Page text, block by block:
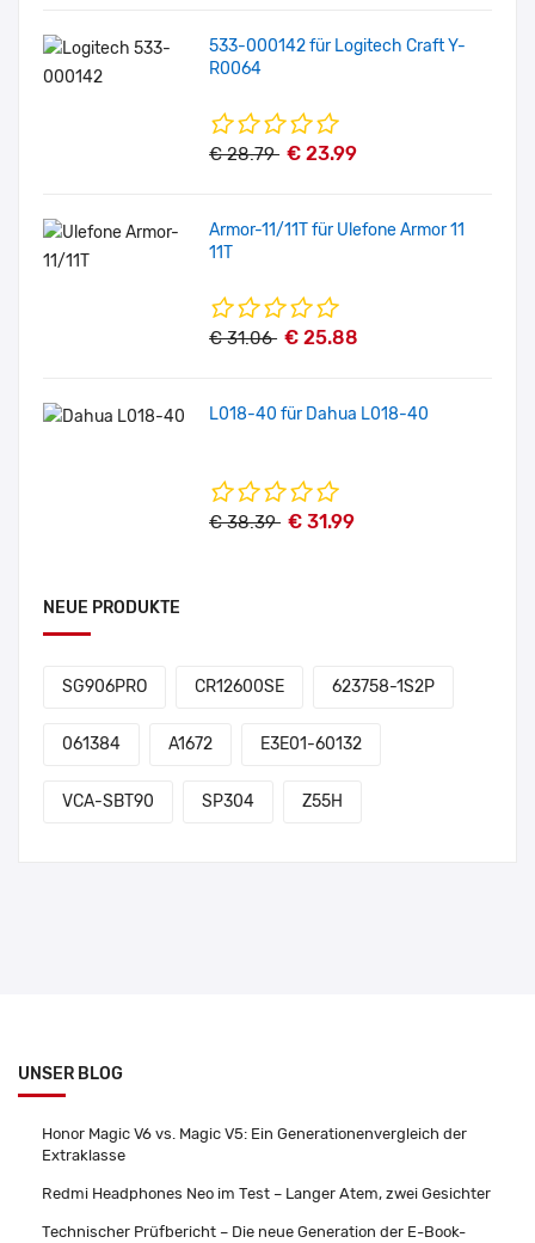
533-000142 für Logitech Craft Y-
R0064
€ 28.79 € 23.99
Armor-11/11T für Ulefone Armor 11
11T
€ 31.06 € 25.88
L018-40 für Dahua L018-40
€ 38.39 € 31.99
NEUE PRODUKTE
SG906PRO CR12600SE 623758-1S2P
061384 A1672 E3E01-60132
VCA-SBT90 SP304 Z55H
UNSER BLOG
Honor Magic V6 vs. Magic V5: Ein Generationenvergleich der
Extraklasse
Redmi Headphones Neo im Test – Langer Atem, zwei Gesichter
Technischer Prüfbericht – Die neue Generation der E-Book-